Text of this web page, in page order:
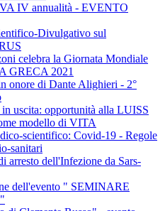
IV annualità - EVENTO
Divulgativo sul
celebra la Giornata Mondiale
GRECA 2021
onore di Dante Alighieri - 2°
uscita: opportunità alla LUISS
modello di VITA
scientifico: Covid-19 - Regole
sanitari
arresto dell'Infezione da Sars-
dell'evento " SEMINARE